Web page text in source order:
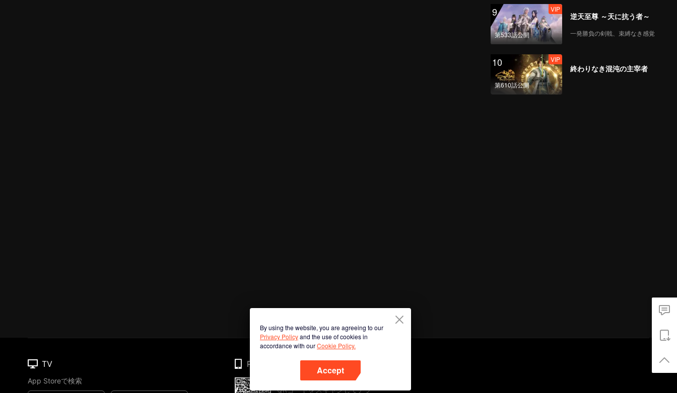
9
第533話公開
VIP
逆天至尊 ～天に抗う者～
一発勝負の剣戟、束縛なき感覚
10
第610話公開
VIP
終わりなき混沌の主宰者
By using the website, you are agreeing to our
Privacy Policyand the use of cookies in
accordance with ourCookie Policy.
Accept
TV
App Storeで検索
Phone
QRコードをスキャンしてアプ